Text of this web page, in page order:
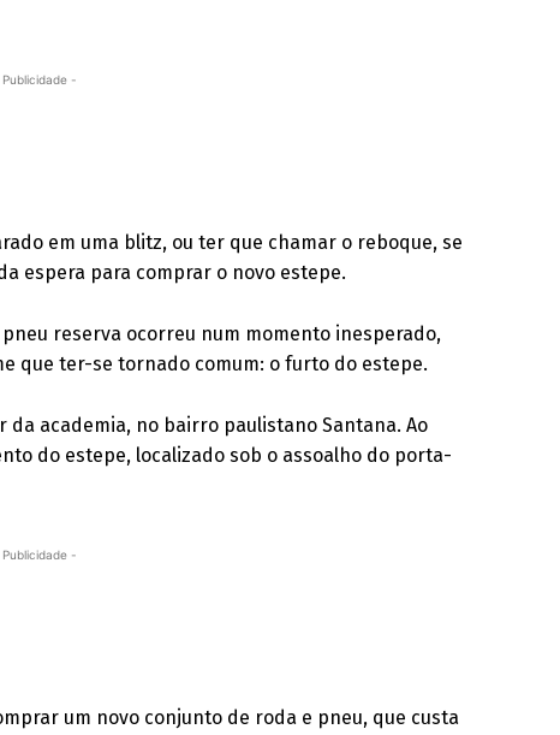
-
em uma blitz, ou ter que chamar o reboque, se
espera para comprar o novo estepe.
reserva ocorreu num momento inesperado,
que ter-se tornado comum: o furto do estepe.
academia, no bairro paulistano Santana. Ao
do estepe, localizado sob o assoalho do porta-
-
um novo conjunto de roda e pneu, que custa